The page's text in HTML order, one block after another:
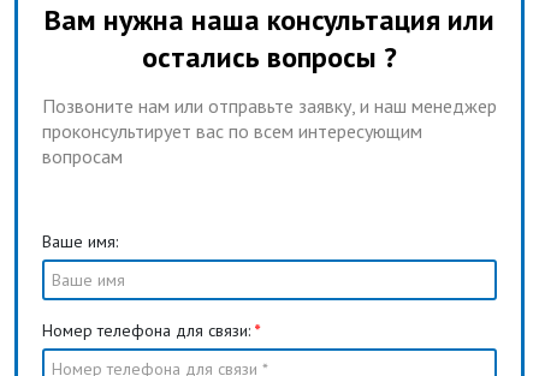
Вам нужна наша консультация или
остались вопросы ?
Позвоните нам или отправьте заявку, и наш менеджер
проконсультирует вас по всем интересующим
вопросам
Ваше имя:
Номер телефона для связи: *